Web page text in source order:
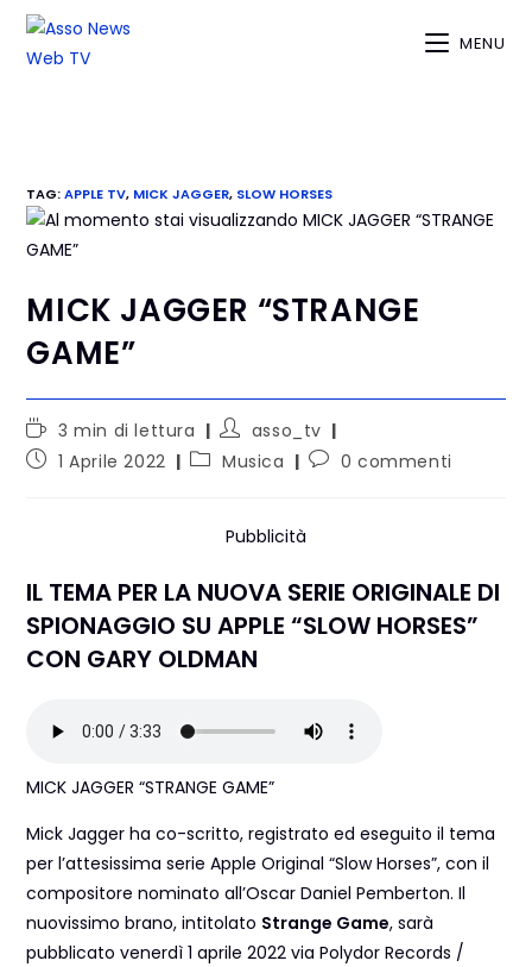
MENU
TAG:APPLE TV, MICK JAGGER, SLOW HORSES
MICK JAGGER “STRANGE
GAME”
3 min di lettura
asso_tv
1 Aprile 2022
Musica 0 commenti
Pubblicità
IL TEMA PER LA NUOVA SERIE ORIGINALE DI
SPIONAGGIO SU APPLE “SLOW HORSES”
CON GARY OLDMAN
MICK JAGGER “STRANGE GAME”
Mick Jagger ha co-scritto, registrato ed eseguito il tema
per l’attesissima serie Apple Original “Slow Horses”, con il
compositore nominato all’Oscar Daniel Pemberton. Il
nuovissimo brano, intitolato Strange Game, sarà
pubblicato venerdì 1 aprile 2022 via Polydor Records /